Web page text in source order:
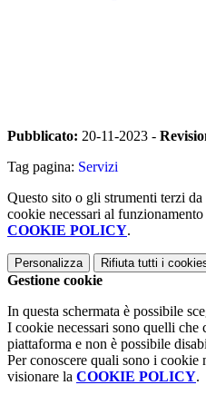
Pubblicato: 20-11-2023 -
Tag pagina: Servizi
Questo sito o gli strumenti terzi
cookie necessari al
COOKIE POLICY.
Personalizza Rifiuta tutti i
Gestione cookie
In questa schermata è possibile
I cookie necessari sono quelli
piattaforma e non è possibile
Per conoscere quali sono i cookie
visionare la COOKIE POLICY.